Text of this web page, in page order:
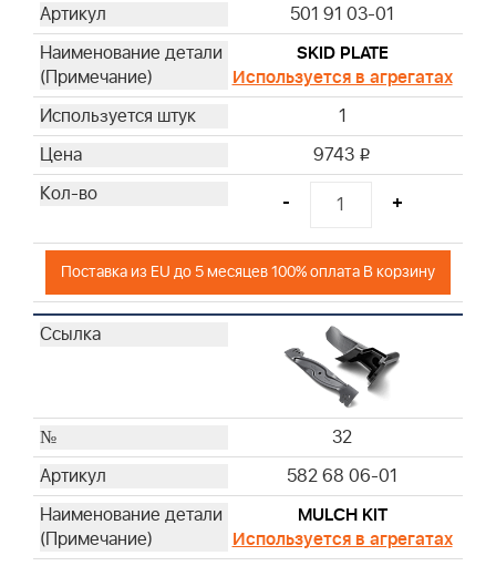
501 91 03-01
SKID PLATE
Используется в агрегатах
1
9743 i
- +
Поставка из EU до 5 месяцев 100% оплата В корзину
32
582 68 06-01
MULCH KIT
Используется в агрегатах